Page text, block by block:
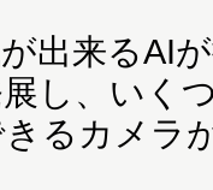
出来るAI
し、いく
るカメラ